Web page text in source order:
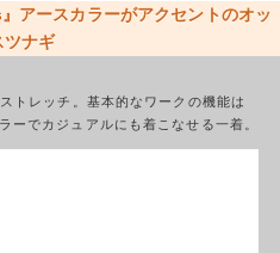
アースカラーがアクセントのオッ
ツナギ
トレッチ。基本的なワークの機能は
ーでカジュアルにも着こなせる一着。